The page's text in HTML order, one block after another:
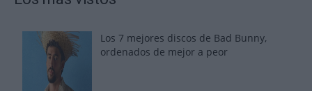
Los 7 mejores discos de Bad Bunny,
ordenados de mejor a peor